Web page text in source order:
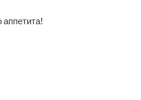
аппетита!